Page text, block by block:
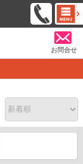
お問合せ